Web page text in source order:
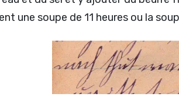
une soupe de 11 heures ou la